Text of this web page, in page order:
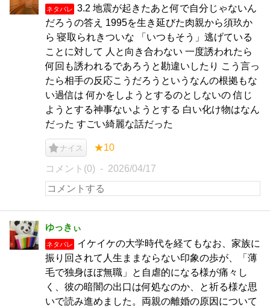
ネタバレ
3.2 地震が起きたあと何で自分じゃないん
だろうの答え 1995を生き延びた肉親から須玖か
ら 寝取られきついな 「いつもそう」逃げている
ことに対して 人と向き合わない 一度誘われたら
何回も誘われるであろうと勘違いしたり こう言っ
たら相手の反応こうだろうというなんの根拠もな
い過信は 何かをしようとするのとしないの 信じ
ようとする神事ないようとする 白い化け物はなん
だった すごい綺麗な話だった
ナイス ★10
コメント(0) 2026/04/17
ゆっきぃ
ネタバレ
イケイケの大学時代を経てもなお、家族に
振り回されて人生ままならない印象の歩が、「薄
毛で独身ほぼ無職」と自虐的になる様が痛々し
く、彼の暗闇の出口は何処なのか、と祈る様な思
いで読み進めました。両親の離婚の原因について